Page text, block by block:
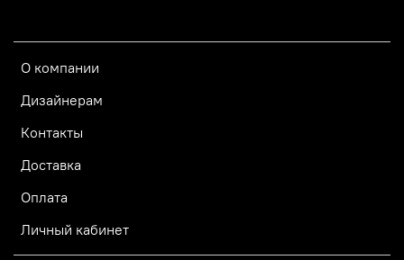
О компании
Дизайнерам
Контакты
Доставка
Оплата
Личный кабинет